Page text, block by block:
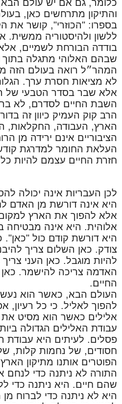
כלומר, גם אם יש עולם
והתיקון מתרחשים כאן,
בספרו: "הכוזרי", קושר את
ללשון ולהיסטוריה ממשית.
בודדה הבורחת לשמיים,
שבהם האלוהי מתגלה בתוך
המהר״ל רואה בעולם הזה
לא מציאות חסרת ערך.
אלא שבר בסדר הטבעי של
השבת החיים לסדרם, לא
הרב קוק העמיק כיוון זה
הארץ, העבודה, החקלאות,
הציבוריים אינם ירידה מן
העלאת החומר למדרגת
חזרת החיים עצמם להיות כלי
לכן העבריות אינה יכולה
היא אינה דורשת מן האדם
אלא להפוך את הארץ למקום
אלוהית. היא אינה
היא דורשת קודם כול "כאן".
צודק. כאן השלום צריך
להיות מוגבל. כאן העני
האדמה צריכה להישמר.
החיים.
העולם הבא, כאשר הוא
להפוך לאליל. כי כל רעיון,
אלילים כאשר הוא מסיט
עבודת האלילים הגדולה
פסלים. לעיתים היא עבודת
חסודים, של נחמות קלות, של
הפוטרים אותנו מתיקון
התורה לא ניתנה כדי
שהם חיים. היא ניתנה כדי
היא לא ניתנה כדי לברוח